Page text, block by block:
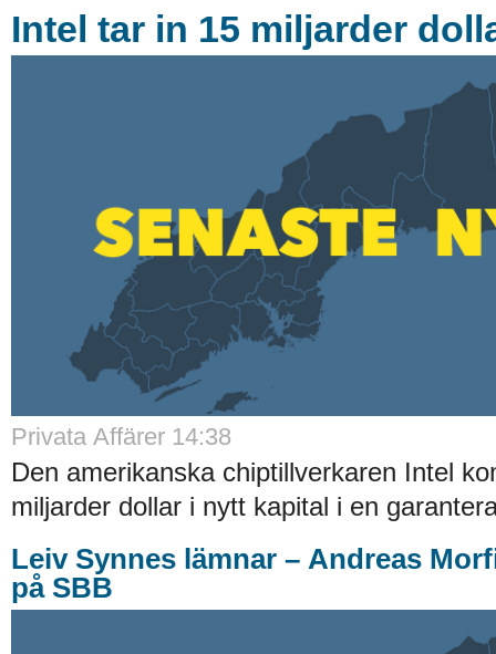
Intel tar in 15 miljarder
Privata Affärer 14:38
Den amerikanska chiptillverkaren Intel
miljarder dollar i nytt kapital i en
Leiv Synnes lämnar – Andreas
på SBB